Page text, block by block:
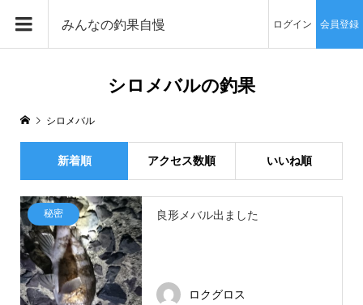
みんなの釣果自慢 ログイン 会員登録
シロメバルの釣果
シロメバル
新着順 アクセス数順 いいね順
秘密 良形メバル出ました
ロクグロス